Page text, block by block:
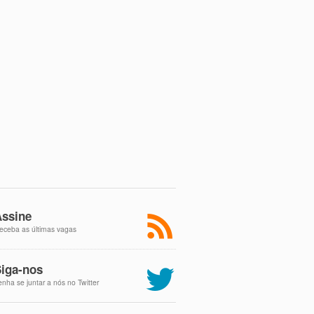
as últimas vagas
nos
se juntar a nós no Twitter